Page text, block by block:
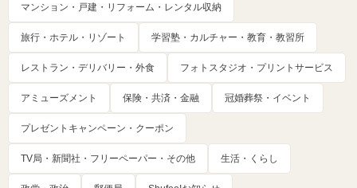
マンション・戸建・リフォーム・レンタル収納
旅行・ホテル・リゾート 学習塾・カルチャー・教育・教習所
レストラン・デリバリー・外食 フォトスタジオ・プリントサービス
アミューズメント 保険・共済・金融 冠婚葬祭・イベント
プレゼントキャンペーン・クーポン
TV局・新聞社・フリーペーパー・その他 生活・くらし